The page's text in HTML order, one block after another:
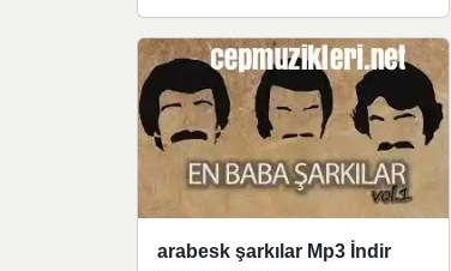
arabesk şarkılar Mp3 İndir